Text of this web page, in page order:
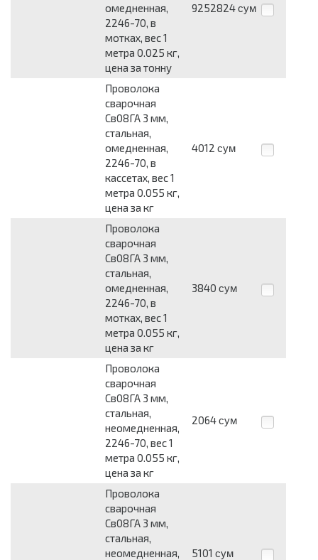
омедненная,
2246-70, в
мотках, вес 1
метра 0.025 кг,
цена за тонну
9252824 сум
Проволока
сварочная
Св08ГА 3 мм,
стальная,
омедненная,
2246-70, в
кассетах, вес 1
метра 0.055 кг,
цена за кг
4012 сум
Проволока
сварочная
Св08ГА 3 мм,
стальная,
омедненная,
2246-70, в
мотках, вес 1
метра 0.055 кг,
цена за кг
3840 сум
Проволока
сварочная
Св08ГА 3 мм,
стальная,
неомедненная,
2246-70, вес 1
метра 0.055 кг,
цена за кг
2064 сум
Проволока
сварочная
Св08ГА 3 мм,
стальная,
неомедненная,
5101 сум